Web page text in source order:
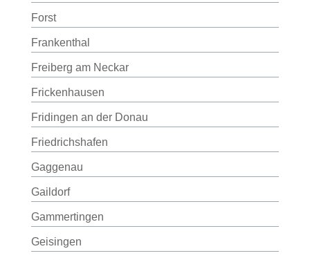
Forst
Frankenthal
Freiberg am Neckar
Frickenhausen
Fridingen an der Donau
Friedrichshafen
Gaggenau
Gaildorf
Gammertingen
Geisingen